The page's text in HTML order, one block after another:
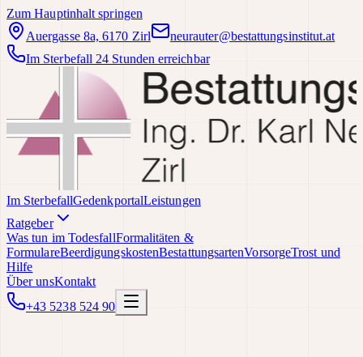
Zum Hauptinhalt springen
Auergasse 8a, 6170 Zirl
neurauter@bestattungsinstitut.at
Im Sterbefall 24 Stunden erreichbar
Im SterbefallGedenkportalLeistungen
Ratgeber
Was tun im TodesfallFormalitäten &
FormulareBeerdigungskostenBestattungsartenVorsorgeTrost und
Hilfe
Über unsKontakt
+43 5238 524 90